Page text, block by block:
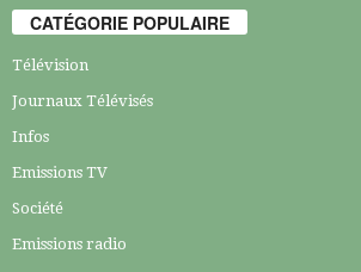
CATÉGORIE POPULAIRE
Télévision
Journaux Télévisés
Infos
Emissions TV
Société
Emissions radio